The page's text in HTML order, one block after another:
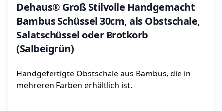
Dehaus® Groß Stilvolle Handgemacht
Bambus Schüssel 30cm, als Obstschale,
Salatschüssel oder Brotkorb
(Salbeigrün)
Handgefertigte Obstschale aus Bambus, die in
mehreren Farben erhältlich ist.